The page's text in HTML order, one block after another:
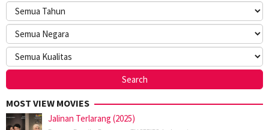
MOST VIEW MOVIES
Jalinan Terlarang (2025)